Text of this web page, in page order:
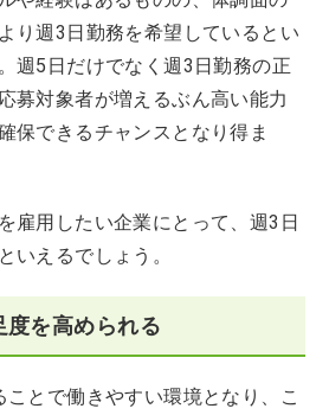
り週3日勤務を希望しているとい
週5日だけでなく週3日勤務の正
募対象者が増えるぶん高い能力
保できるチャンスとなり得ま
雇用したい企業にとって、週3日
いえるでしょう。
度を高められる
とで働きやすい環境となり、こ